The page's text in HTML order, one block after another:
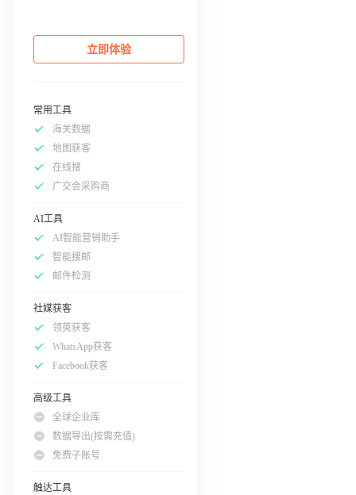
立即体验
常用工具
海关数据
地图获客
在线搜
广交会采购商
AI工具
AI智能营销助手
智能搜邮
邮件检测
社媒获客
领英获客
WhatsApp获客
Facebook获客
高级工具
全球企业库
数据导出(按需充值)
免费子账号
触达工具